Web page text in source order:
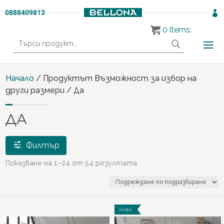
0888409813 
за:
Начало / Продуктът Възможност за избор на
други размери / Да
ДА
Филтър
Продукти
PREMIUM СЕРИЯ (2)
ХОЛНИ ГАРНИТУРИ (1)
Показване на 1–24 от 54 резултата
НОВО
0 items: